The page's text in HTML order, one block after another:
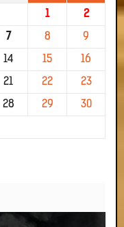
1 2
7 8 9
14 15 16
21 22 23
28 29 30